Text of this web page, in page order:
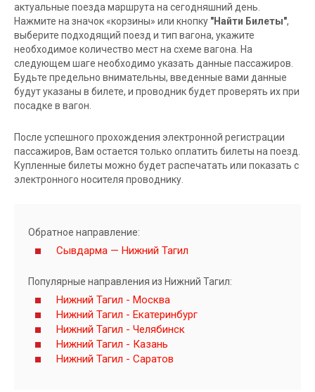
актуальные поезда маршрута на сегодняшний день.
Нажмите на значок «корзины» или кнопку "Найти Билеты",
выберите подходящий поезд и тип вагона, укажите
необходимое количество мест на схеме вагона. На
следующем шаге необходимо указать данные пассажиров.
Будьте предельно внимательны, введенные вами данные
будут указаны в билете, и проводник будет проверять их при
посадке в вагон.
После успешного прохождения электронной регистрации
пассажиров, Вам остается только оплатить билеты на поезд.
Купленные билеты можно будет распечатать или показать с
электронного носителя проводнику.
Обратное направление:
Сывдарма — Нижний Тагил
Популярные направления из Нижний Тагил:
Нижний Тагил - Москва
Нижний Тагил - Екатеринбург
Нижний Тагил - Челябинск
Нижний Тагил - Казань
Нижний Тагил - Саратов